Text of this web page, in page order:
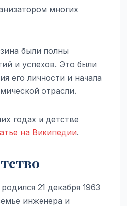
многих
были полны
и успехов. Это были
его личности и начала
отрасли.
годах и детстве
на Википедии.
21 декабря 1963
инженера и